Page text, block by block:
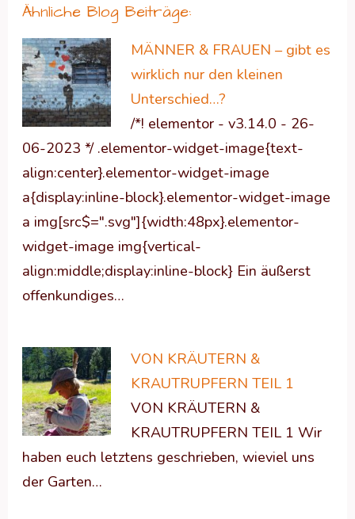
Ähnliche Blog Beiträge:
MÄNNER & FRAUEN – gibt es
wirklich nur den kleinen
Unterschied…?
/*! elementor - v3.14.0 - 26-
06-2023 */ .elementor-widget-image{text-
align:center}.elementor-widget-image
a{display:inline-block}.elementor-widget-image
a img[src$=".svg"]{width:48px}.elementor-
widget-image img{vertical-
align:middle;display:inline-block} Ein äußerst
offenkundiges…
VON KRÄUTERN &
KRAUTRUPFERN TEIL 1
VON KRÄUTERN &
KRAUTRUPFERN TEIL 1 Wir
haben euch letztens geschrieben, wieviel uns
der Garten…